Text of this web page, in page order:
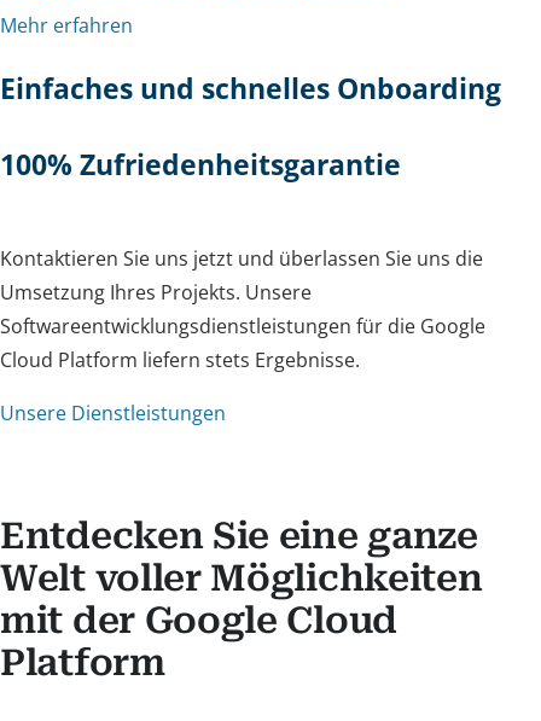
Mehr erfahren
Einfaches und schnelles Onboarding
100% Zufriedenheitsgarantie
Kontaktieren Sie uns jetzt und überlassen Sie uns die
Umsetzung Ihres Projekts. Unsere
Softwareentwicklungsdienstleistungen für die Google
Cloud Platform liefern stets Ergebnisse.
Unsere Dienstleistungen
Entdecken Sie eine ganze
Welt voller Möglichkeiten
mit der Google Cloud
Platform